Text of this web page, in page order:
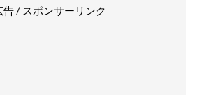
告 / スポンサーリンク